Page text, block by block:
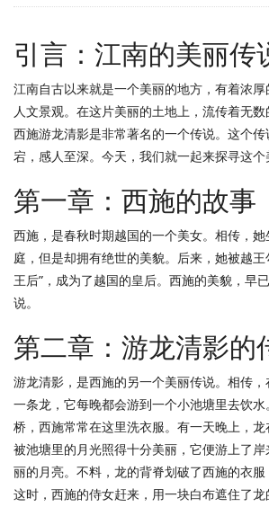
引言：江南的美丽传
江南自古以来就是一个美丽的地方，有着浓
人文景观。在这片美丽的土地上，流传着无数
西施游龙清影是非常著名的一个传说。这个
宕，感人至深。今天，我们就一起来探寻这个
第一章：西施的故事
西施，是春秋时期越国的一个美女。相传，
庭，但是却拥有绝世的美貌。后来，她被越王
王后”，成为了越国的皇后。西施的美貌，早
说。
第二章：游龙清影的
游龙清影，是西施的另一个美丽传说。相传
一条龙，它每晚都会游到一个小池塘里去饮
桥，西施常常在这里洗衣服。有一天晚上，龙
被池塘里的月光照得十分美丽，它便游上了
丽的月亮。不料，龙的背脊划破了西施的衣服
这时，西施的侍女赶来，用一块白布遮住了